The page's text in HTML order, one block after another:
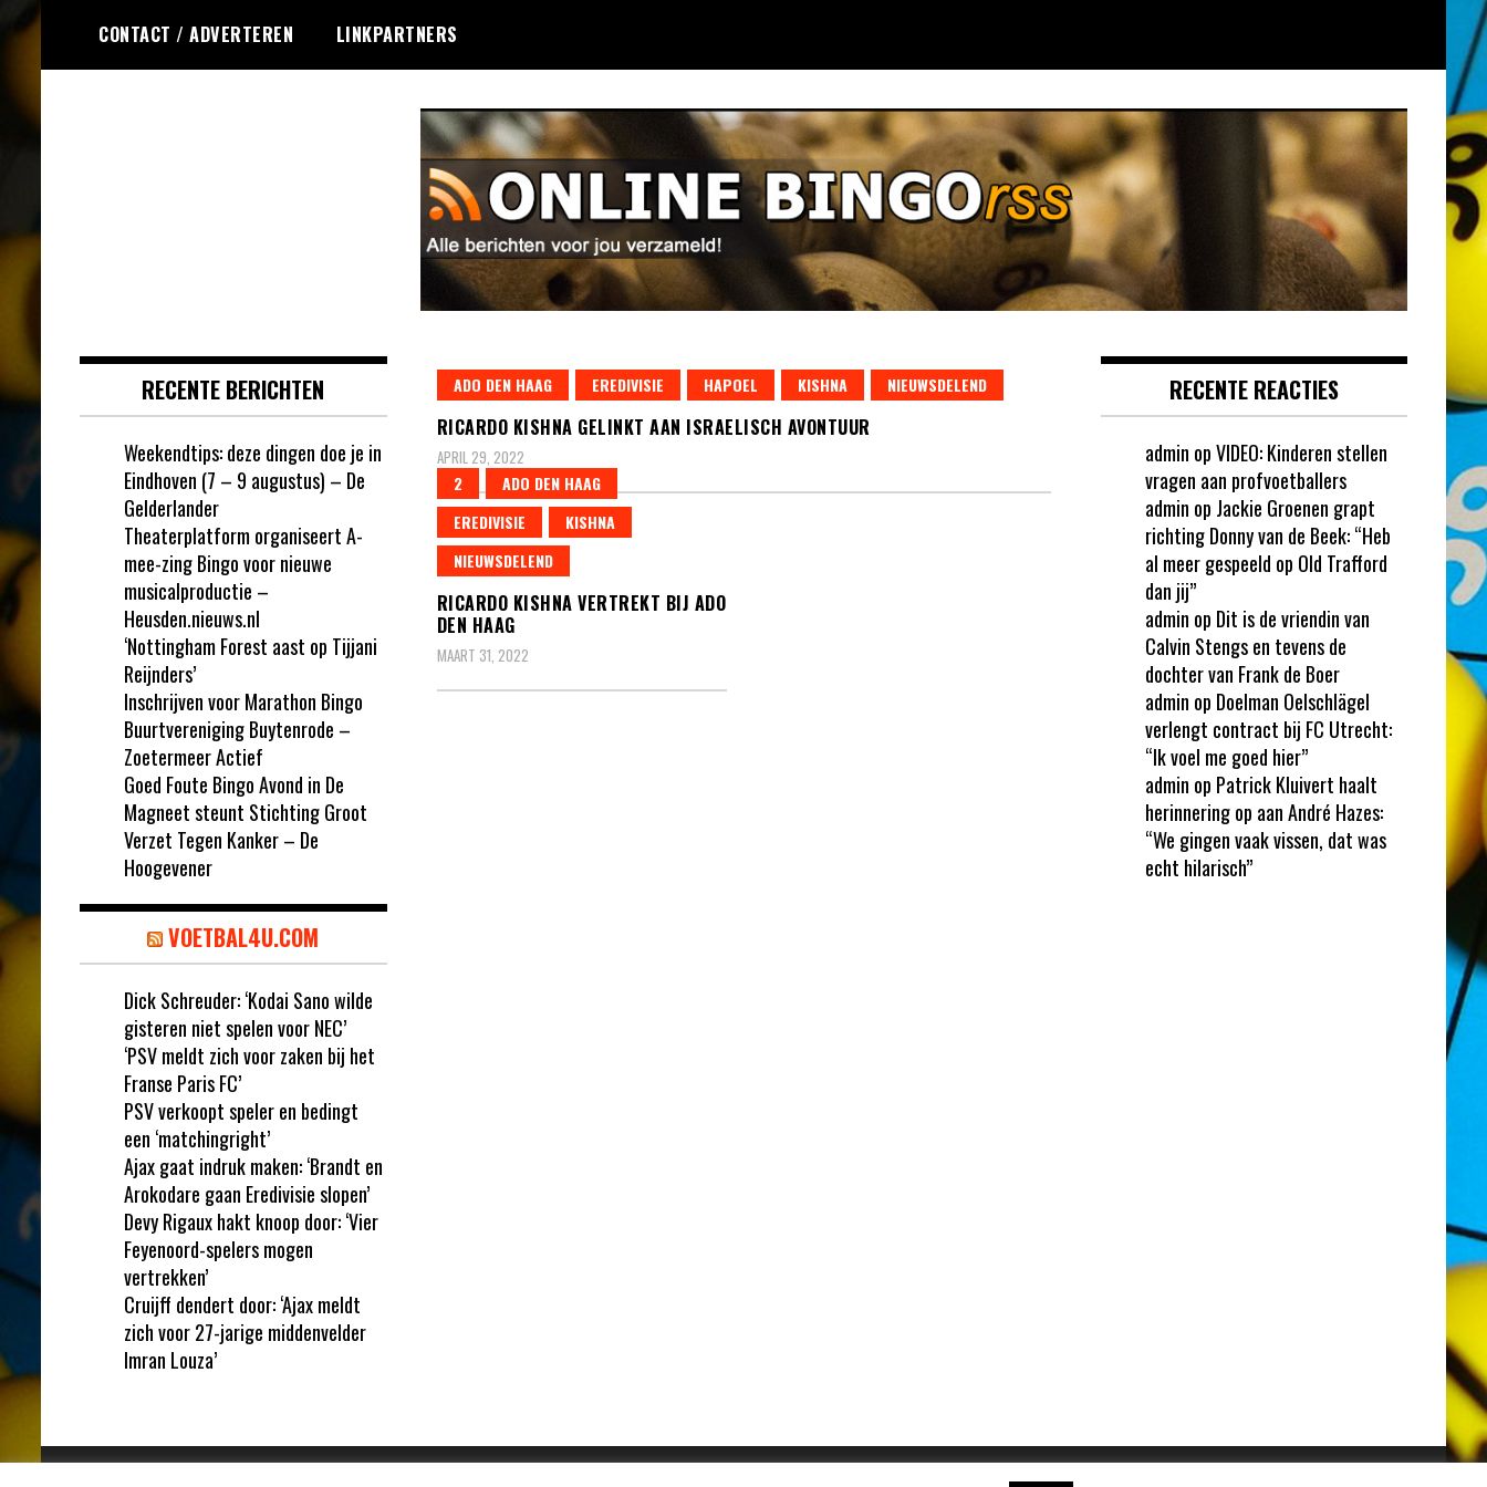
Ga
de
CONTACT / ADVERTEREN LINKPARTNERS
ADO DEN HAAG EREDIVISIE HAPOEL KISHNA NIEUWSDELEND
RICARDO KISHNA GELINKT AAN ISRAELISCH AVONTUUR
APRIL 29, 2022
2
ADO DEN HAAG
EREDIVISIE
KISHNA
NIEUWSDELEND
RICARDO KISHNA VERTREKT BIJ ADO
DEN HAAG
MAART 31, 2022
RECENTE BERICHTEN
Weekendtips: deze dingen doe je in
Eindhoven (7 – 9 augustus) – De
Gelderlander
Theaterplatform organiseert A-
mee-zing Bingo voor nieuwe
musicalproductie –
Heusden.nieuws.nl
‘Nottingham Forest aast op Tijjani
Reijnders’
Inschrijven voor Marathon Bingo
Buurtvereniging Buytenrode –
Zoetermeer Actief
Goed Foute Bingo Avond in De
Magneet steunt Stichting Groot
Verzet Tegen Kanker – De
Hoogevener
VOETBAL4U.COM
Dick Schreuder: ‘Kodai Sano wilde
gisteren niet spelen voor NEC’
‘PSV meldt zich voor zaken bij het
Franse Paris FC’
PSV verkoopt speler en bedingt
een ‘matchingright’
Ajax gaat indruk maken: ‘Brandt en
Arokodare gaan Eredivisie slopen’
Devy Rigaux hakt knoop door: ‘Vier
Feyenoord-spelers mogen
vertrekken’
Cruijff dendert door: ‘Ajax meldt
zich voor 27-jarige middenvelder
Imran Louza’
RECENTE REACTIES
admin opVIDEO: Kinderen stellen
vragen aan profvoetballers
admin op Jackie Groenen grapt
richting Donny van de Beek: “Heb
al meer gespeeld op Old Trafford
dan jij”
admin op Dit is de vriendin van
Calvin Stengs en tevens de
dochter van Frank de Boer
admin op Doelman Oelschlägel
verlengt contract bij FC Utrecht:
“Ik voel me goed hier”
admin op Patrick Kluivert haalt
herinnering op aan André Hazes:
“We gingen vaak vissen, dat was
echt hilarisch”